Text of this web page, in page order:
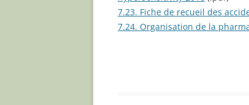
7.23. Fiche de recueil des
7.24. Organisation de la